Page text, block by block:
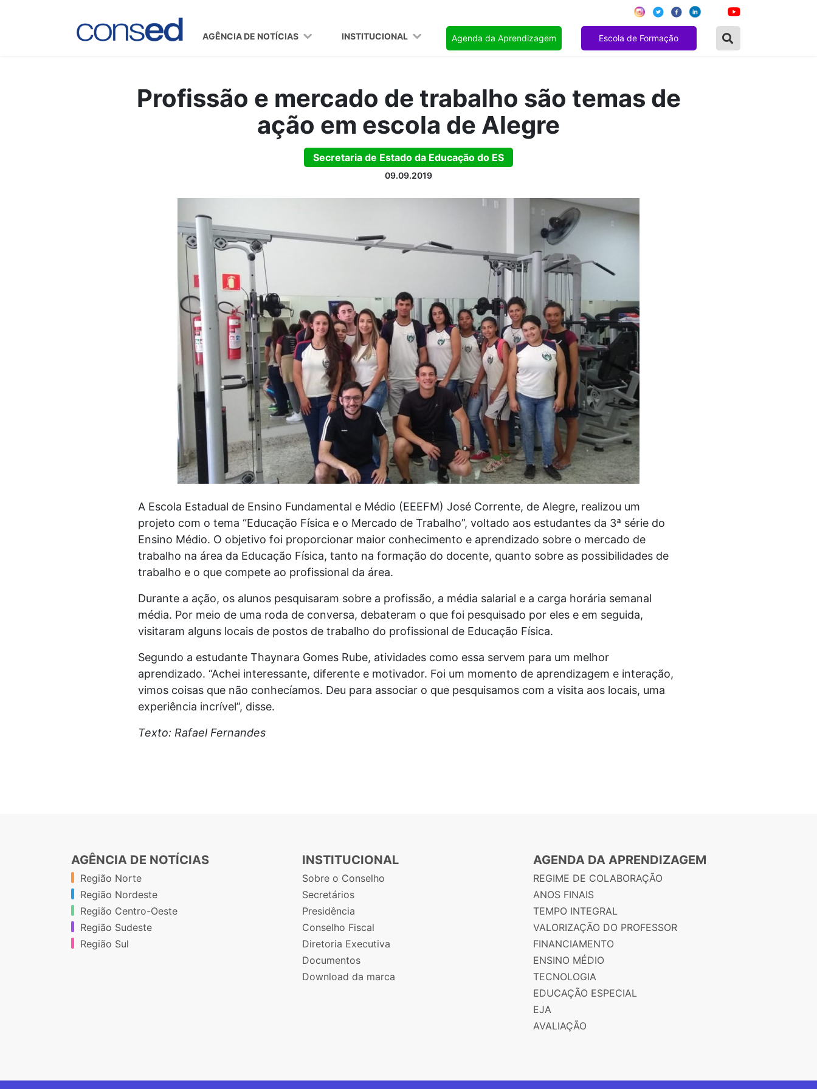
AGÊNCIA DE NOTÍCIAS INSTITUCIONAL Agenda da Aprendizagem Escola de Formação
Profissão e mercado de trabalho são temas de
ação em escola de Alegre
Secretaria de Estado da Educação do ES
09.09.2019
A Escola Estadual de Ensino Fundamental e Médio (EEEFM) José Corrente, de Alegre, realizou um
projeto com o tema “Educação Física e o Mercado de Trabalho”, voltado aos estudantes da 3ª série do
Ensino Médio. O objetivo foi proporcionar maior conhecimento e aprendizado sobre o mercado de
trabalho na área da Educação Física, tanto na formação do docente, quanto sobre as possibilidades de
trabalho e o que compete ao profissional da área.
Durante a ação, os alunos pesquisaram sobre a profissão, a média salarial e a carga horária semanal
média. Por meio de uma roda de conversa, debateram o que foi pesquisado por eles e em seguida,
visitaram alguns locais de postos de trabalho do profissional de Educação Física.
Segundo a estudante Thaynara Gomes Rube, atividades como essa servem para um melhor
aprendizado. “Achei interessante, diferente e motivador. Foi um momento de aprendizagem e interação,
vimos coisas que não conhecíamos. Deu para associar o que pesquisamos com a visita aos locais, uma
experiência incrível”, disse.
Texto: Rafael Fernandes
AGÊNCIA DE NOTÍCIAS
Região Norte
Região Nordeste
Região Centro-Oeste
Região Sudeste
Região Sul
INSTITUCIONAL
Sobre o Conselho
Secretários
Presidência
Conselho Fiscal
Diretoria Executiva
Documentos
Download da marca
AGENDA DA APRENDIZAGEM
REGIME DE COLABORAÇÃO
ANOS FINAIS
TEMPO INTEGRAL
VALORIZAÇÃO DO PROFESSOR
FINANCIAMENTO
ENSINO MÉDIO
TECNOLOGIA
EDUCAÇÃO ESPECIAL
EJA
AVALIAÇÃO